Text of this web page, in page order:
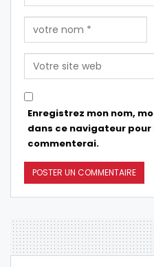
Enregistrez mon nom,
dans ce navigateur
commenterai.